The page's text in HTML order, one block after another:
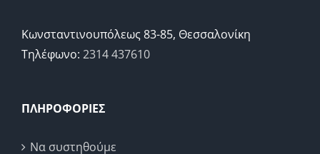
Κωνσταντινουπόλεως 83-85, Θεσσαλονίκη
Τηλέφωνο: 2314 437610
ΠΛΗΡΟΦΟΡΙΕΣ
Να συστηθούμε